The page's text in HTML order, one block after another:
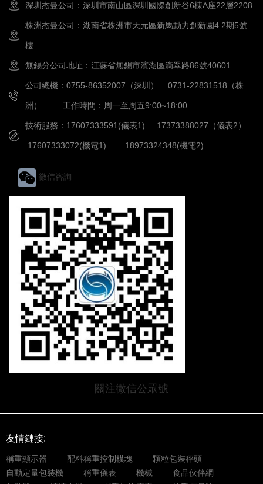
深圳杰曼公司：深圳市南山區深圳國際創新谷6棟A座22層2208
株洲杰曼公司：湖南省株洲市天元區新馬動力創新園4.2期5號
樓
無錫分公司地址：江蘇省無錫市濱湖區滴翠路86號40601
公司總機：0755-86352007（深圳） 0731-22831518（株
洲） 工作時間：周一至周五9:00~18:00
技術服務：17607333591(儀表1) 17373388027（儀表2）
17607333072(機電1) 18973324348(機電2)
微信咨詢
關注微信公眾號
友情鏈接:
稱重顯示器 配料稱重控制模塊
顆粒包裝秤頭
自動定量包裝機
稱重儀表 機械
食品伙伴網